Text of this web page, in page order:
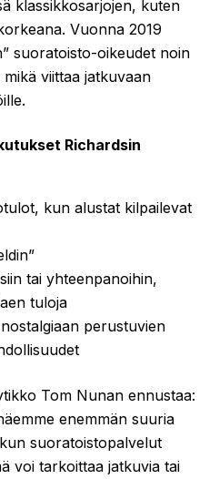
klassikkosarjojen, kuten
Vuonna 2019
suoratoisto-oikeudet noin
viittaa jatkuvaan
Richardsin
kun alustat kilpailevat
tai yhteenpanoihin,
tuloja
perustuvien
Tom Nunan ennustaa:
enemmän suuria
suoratoistopalvelut
voi tarkoittaa jatkuvia tai